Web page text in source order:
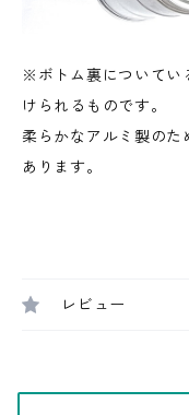
※ボトム裏についてい
けられるものです。
柔らかなアルミ製のた
あります。
レビュー